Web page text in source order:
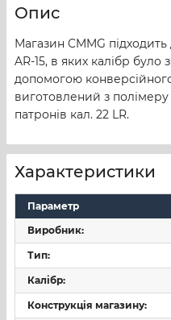
Опис
Магазин CMMG
AR-15, в яких калібр було
допомогою
виготовлений з
патронів кал. 22 LR.
Характеристики
Параметр
Виробник:
Тип:
Калібр:
Конструкція магазину: